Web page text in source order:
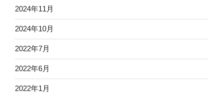
2024年11月
2024年10月
2022年7月
2022年6月
2022年1月